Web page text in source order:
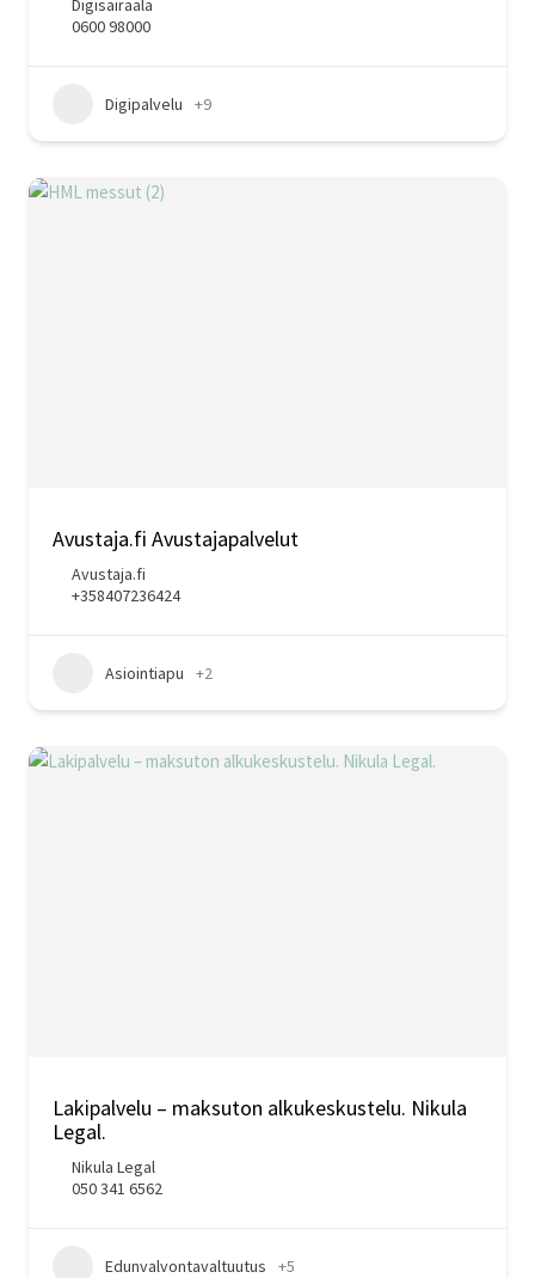
Digisairaala
0600 98000
Digipalvelu +9
Avustaja.fi Avustajapalvelut
Avustaja.fi
+358407236424
Asiointiapu +2
Lakipalvelu – maksuton alkukeskustelu. Nikula
Legal.
Nikula Legal
050 341 6562
Edunvalvontavaltuutus +5